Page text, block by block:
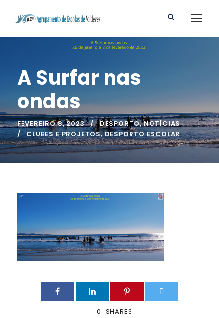
A Surfar nas
ondas
FEVEREIRO 8, 2023 DESPORTO, NOTÍCIAS
CLUBES E PROJETOS, DESPORTO ESCOLAR
0 SHARES